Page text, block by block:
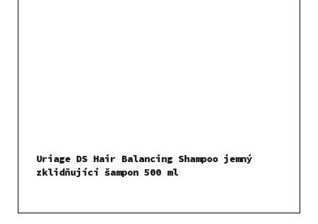
Uriage DS Hair Balancing Shampoo jemný
zklidňující šampon 500 ml